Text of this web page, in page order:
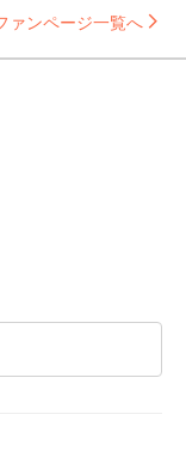
ァンページ一覧へ